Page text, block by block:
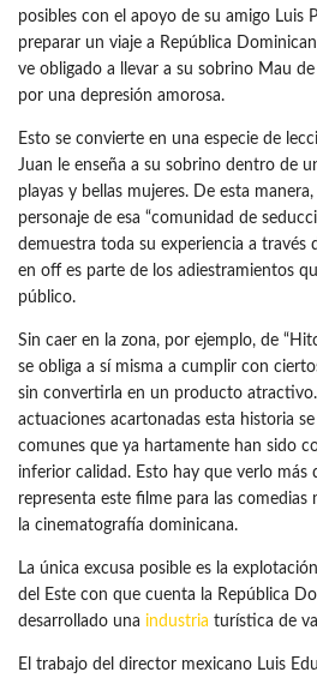
posibles con el apoyo de su amigo Luis
preparar un viaje a República
ve obligado a llevar a su sobrino Mau
por una depresión amorosa.
Esto se convierte en una especie de
Juan le enseña a su sobrino dentro de
playas y bellas mujeres. De esta
personaje de esa “comunidad de
demuestra toda su experiencia a través
en off es parte de los adiestramientos
público.
Sin caer en la zona, por ejemplo, de
se obliga a sí misma a cumplir con
sin convertirla en un producto
actuaciones acartonadas esta historia
comunes que ya hartamente han sido
inferior calidad. Esto hay que verlo
representa este filme para las comedias
la cinematografía dominicana.
La única excusa posible es la
del Este con que cuenta la República
desarrollado una industria turística de
El trabajo del director mexicano Luis